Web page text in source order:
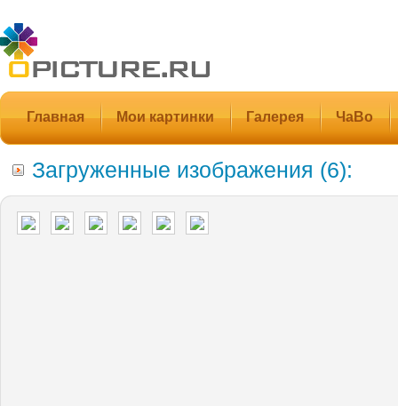
Главная Мои картинки Галерея ЧаВо
Загруженные изображения (6):